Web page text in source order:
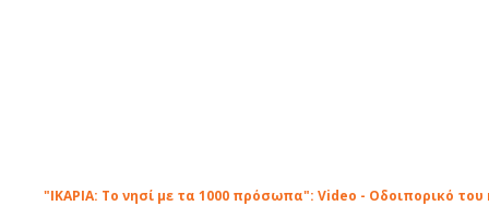
"ΙΚΑΡΙΑ: Το νησί με τα 1000 πρόσωπα": Video - Οδοιπορικό